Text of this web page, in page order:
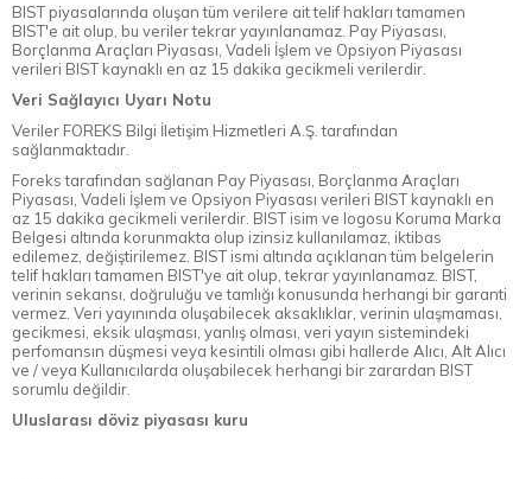
BIST piyasalarında oluşan tüm verilere ait telif hakları tamamen
BIST'e ait olup, bu veriler tekrar yayınlanamaz. Pay Piyasası,
Borçlanma Araçları Piyasası, Vadeli İşlem ve Opsiyon Piyasası
verileri BIST kaynaklı en az 15 dakika gecikmeli verilerdir.
Veri Sağlayıcı Uyarı Notu
Veriler FOREKS Bilgi İletişim Hizmetleri A.Ş. tarafından
sağlanmaktadır.
Foreks tarafından sağlanan Pay Piyasası, Borçlanma Araçları
Piyasası, Vadeli İşlem ve Opsiyon Piyasası verileri BIST kaynaklı en
az 15 dakika gecikmeli verilerdir. BIST isim ve logosu Koruma Marka
Belgesi altında korunmakta olup izinsiz kullanılamaz, iktibas
edilemez, değiştirilemez. BIST ismi altında açıklanan tüm belgelerin
telif hakları tamamen BIST'ye ait olup, tekrar yayınlanamaz. BIST,
verinin sekansı, doğruluğu ve tamlığı konusunda herhangi bir garanti
vermez. Veri yayınında oluşabilecek aksaklıklar, verinin ulaşmaması,
gecikmesi, eksik ulaşması, yanlış olması, veri yayın sistemindeki
perfomansın düşmesi veya kesintili olması gibi hallerde Alıcı, Alt Alıcı
ve / veya Kullanıcılarda oluşabilecek herhangi bir zarardan BIST
sorumlu değildir.
Uluslarası döviz piyasası kuru